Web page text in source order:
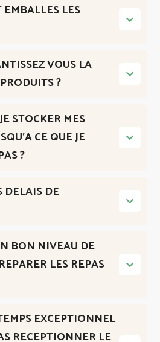
LES
VOUS LA
?
STOCKER MES
CE QUE JE
?
DELAIS DE
BON NIVEAU DE
LES REPAS
EXCEPTIONNEL
RECEPTIONNER LE